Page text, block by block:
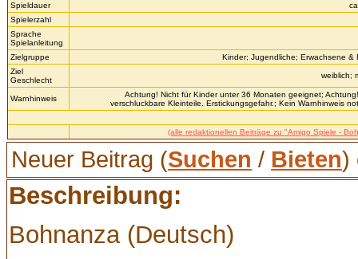
Spieldauer
Spielerzahl
Sprache
Spielanleitung
Zielgruppe
Kinder; Jugendliche; Erwachsene &
Ziel
Geschlecht
weiblich;
Warnhinweis
Achtung! Nicht für Kinder unter 36 Monaten geeignet;
verschluckbare Kleinteile. Erstickungsgefahr.; Kein Warnhinweis
(alle redaktionellen Beiträge zu "Amigo Spiele -
Neuer Beitrag (Suchen / Bieten)
Beschreibung:
Bohnanza (Deutsch)